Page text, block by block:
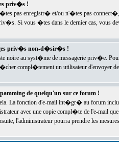
priv�s !
pas enregistr� et/ou n'�tes pas
Si vous �tes dans le dernier cas, vous
priv�s non-d�sir�s !
noire au syst�me de messagerie priv�e.
compl�tement un utilisateur d'envoyer
de quelqu'un sur ce forum !
La fonction d'e-mail int�gr� au forum inclut
avec une copie compl�te de l'e-mail
l'administrateur pourra prendre les